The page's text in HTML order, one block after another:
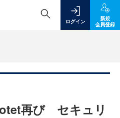
ログイン
新規
会員登録
再び セキュリ